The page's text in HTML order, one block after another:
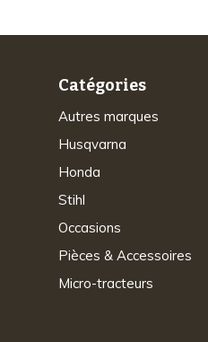
Catégories
Autres marques
Husqvarna
Honda
Stihl
Occasions
Pièces & Accessoires
Micro-tracteurs